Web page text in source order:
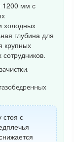
1200 мм с
холодных
глубина для
крупных
с